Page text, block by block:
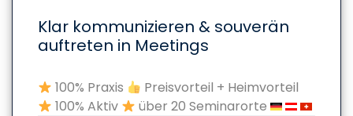
Klar kommunizieren & souverän
auftreten in Meetings
100% Praxis
Preisvorteil + Heimvorteil
100% Aktiv
über 20 Seminarorte